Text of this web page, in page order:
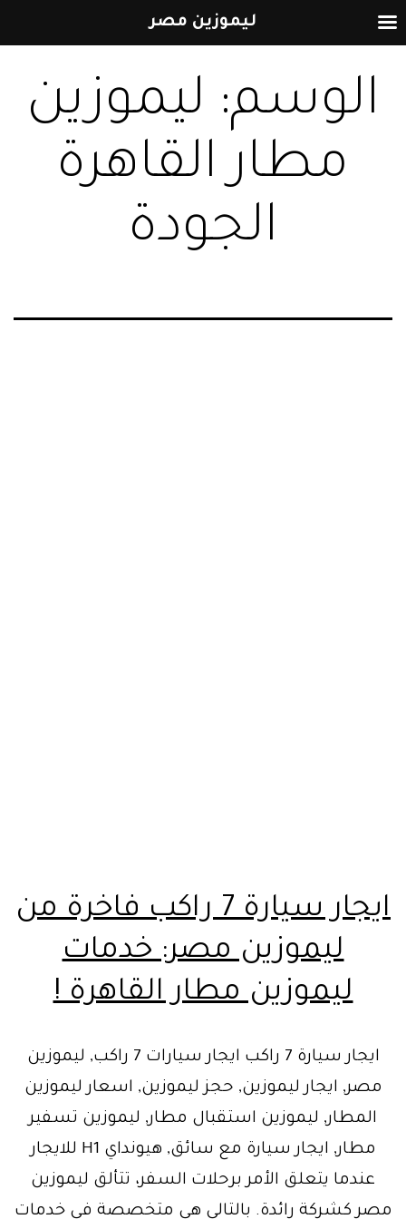
المحتوى
الوسم: ليموزين
مطار القاهرة
الجودة
ايجار سيارة 7 راكب فاخرة من
ليموزين مصر: خدمات
ليموزين مطار القاهرة !
ايجار سيارة 7 راكب ايجار سيارات 7 راكب, ليموزين
مصر, ايجار ليموزين, حجز ليموزين, اسعار ليموزين
المطار, ليموزين استقبال مطار, ليموزين تسفير
مطار, ايجار سيارة مع سائق, هيونداي H1 للايجار
عندما يتعلق الأمر برحلات السفر، تتألق ليموزين
مصر كشركة رائدة. بالتالي هي متخصصة في خدمات
ليموزين مصر